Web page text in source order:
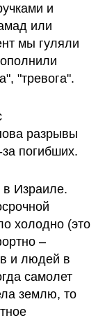
и
или
мы гуляли
"тревога".
разрывы
погибших.
в Израиле.
холодно (это
–
и людей в
самолет
землю, то